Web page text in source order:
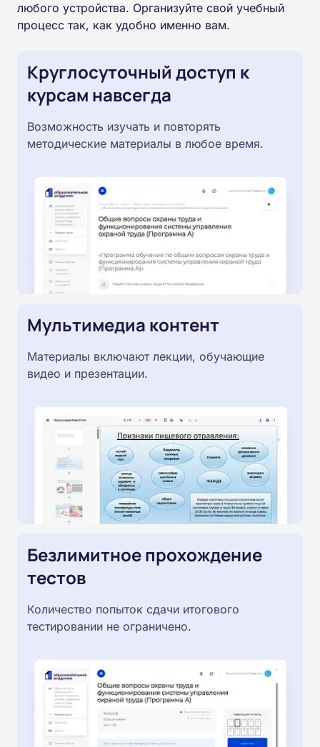
любого устройства. Организуйте свой учебный
процесс так, как удобно именно вам.
Круглосуточный доступ к
курсам навсегда
Возможность изучать и повторять
методические материалы в любое время.
Мультимедиа контент
Материалы включают лекции, обучающие
видео и презентации.
Безлимитное прохождение
тестов
Количество попыток сдачи итогового
тестировании не ограничено.